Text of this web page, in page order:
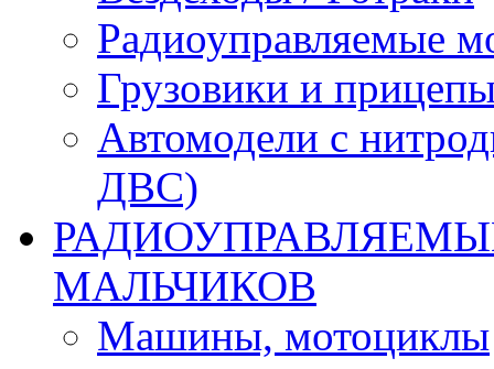
Радиоуправляемые
Грузовики и
Автомодели с
ДВС)
МАЛЬЧИКОВ
Машины, мотоциклы